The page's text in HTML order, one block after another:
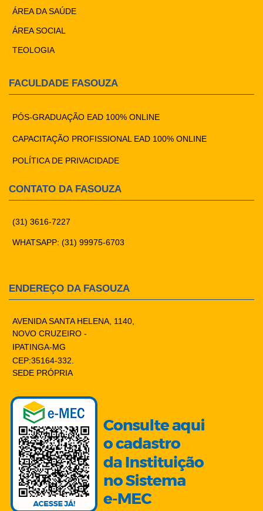
ÁREA DA SAÚDE
ÁREA SOCIAL
TEOLOGIA
FACULDADE FASOUZA
PÓS-GRADUAÇÃO EAD 100% ONLINE
CAPACITAÇÃO PROFISSIONAL EAD 100% ONLINE
POLÍTICA DE PRIVACIDADE
CONTATO DA FASOUZA
(31) 3616-7227
WHATSAPP: (31) 99975-6703
ENDEREÇO DA FASOUZA
AVENIDA SANTA HELENA, 1140,
NOVO CRUZEIRO -
IPATINGA-MG
CEP:35164-332.
SEDE PRÓPRIA